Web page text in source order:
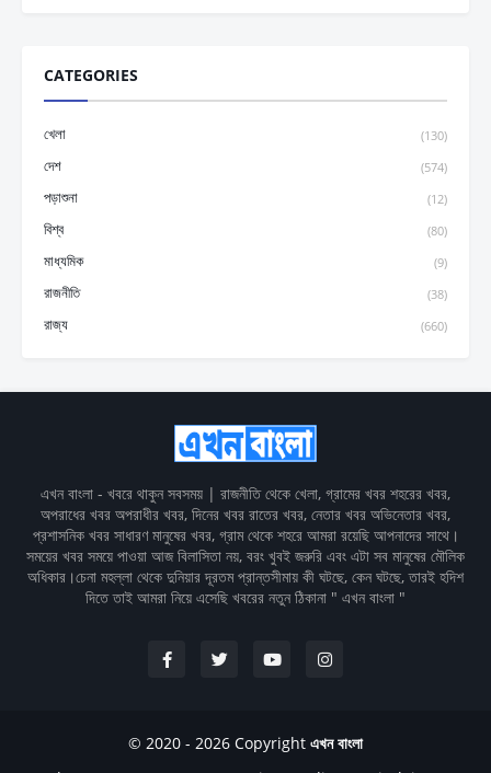
CATEGORIES
খেলা (130)
দেশ (574)
পড়াশুনা (12)
বিশ্ব (80)
মাধ্যমিক (9)
রাজনীতি (38)
রাজ্য (660)
এখন বাংলা - খবরে থাকুন সবসময় | রাজনীতি থেকে খেলা, গ্রামের খবর শহরের খবর,
অপরাধের খবর অপরাধীর খবর, দিনের খবর রাতের খবর, নেতার খবর অভিনেতার খবর,
প্রশাসনিক খবর সাধারণ মানুষের খবর, গ্রাম থেকে শহরে আমরা রয়েছি আপনাদের সাথে।
সময়ের খবর সময়ে পাওয়া আজ বিলাসিতা নয়, বরং খুবই জরুরি এবং এটা সব মানুষের মৌলিক
অধিকার।চেনা মহল্লা থেকে দুনিয়ার দূরতম প্রান্তসীমায় কী ঘটছে, কেন ঘটছে, তারই হদিশ
দিতে তাই আমরা নিয়ে এসেছি খবরের নতুন ঠিকানা " এখন বাংলা "
© 2020 - 2026 Copyright এখন বাংলা